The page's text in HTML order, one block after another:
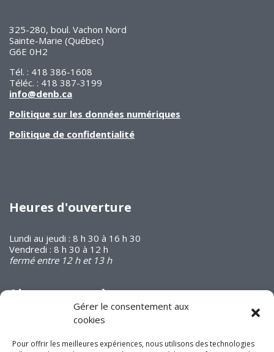
Gérer le consentement aux
cookies
Pour offrir les meilleures expériences, nous utilisons des technologies
325-280, boul. Vachon Nord
Sainte-Marie (Québec)
G6E 0H2
Tél. : 418 386-1608
Téléc. : 418 387-3199
info@denb.ca
Politique sur les données numériques
Politique de confidentialité
Heures d'ouverture
Lundi au jeudi : 8 h 30 à 16 h 30
Vendredi : 8 h 30 à 12 h
fermé entre 12 h et 13 h
Abonnez-vous à
notre infolettre